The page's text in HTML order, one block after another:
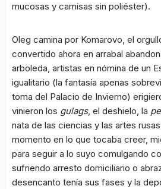
mucosas y camisas sin poliéster).
Oleg camina por Komarovo, el
convertido ahora en arrabal
arboleda, artistas en nómina de un
igualitario (la fantasía apenas
toma del Palacio de Invierno)
vinieron los gulags, el deshielo, la
nata de las ciencias y las artes
momento en lo que tocaba creer,
para seguir a lo suyo comulgando
sufriendo arresto domiciliario o
desencanto tenía sus fases y la